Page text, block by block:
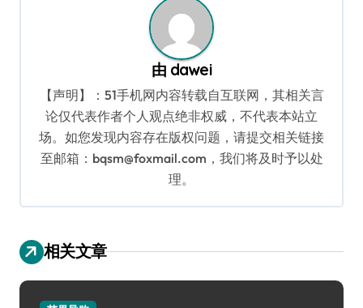
由 dawei
【声明】：51手机网内容转载自互联网，其相关言
论仅代表作者个人观点绝非权威，不代表本站立
场。如您发现内容存在版权问题，请提交相关链接
至邮箱：bqsm@foxmail.com，我们将及时予以处
理。
相关文章